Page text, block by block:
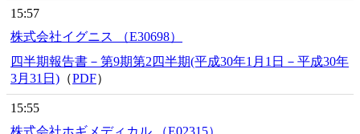
15:57
株式会社イグニス （E30698）
四半期報告書－第9期第2四半期(平成30年1月1日－平成30年
3月31日) （PDF）
15:55